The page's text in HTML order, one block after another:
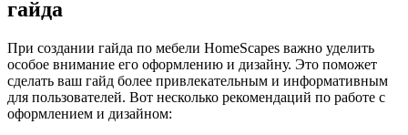
гайда
При создании гайда по мебели HomeScapes важно уделить
особое внимание его оформлению и дизайну. Это поможет
сделать ваш гайд более привлекательным и информативным
для пользователей. Вот несколько рекомендаций по работе с
оформлением и дизайном: